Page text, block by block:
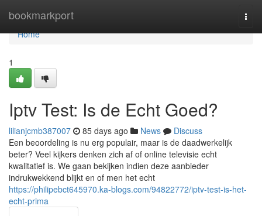
bookmarkport
Home
Home
1
Iptv Test: Is de Echt Goed?
lilianjcmb387007 85 days ago News
Discuss
Een beoordeling is nu erg populair, maar is de daadwerkelijk
beter? Veel kijkers denken zich af of online televisie echt
kwalitatief is. We gaan bekijken indien deze aanbieder
indrukwekkend blijkt en of men het echt
https://philipebct645970.ka-blogs.com/94822772/iptv-test-is-het-
echt-prima